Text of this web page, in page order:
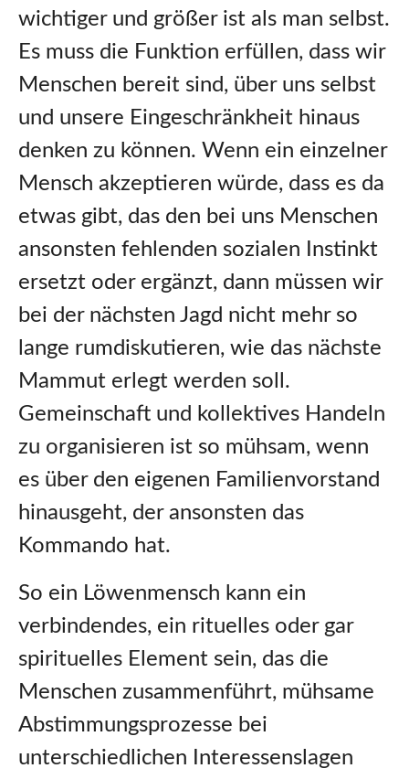
wichtiger und größer ist als man selbst.
Es muss die Funktion erfüllen, dass wir
Menschen bereit sind, über uns selbst
und unsere Eingeschränkheit hinaus
denken zu können. Wenn ein einzelner
Mensch akzeptieren würde, dass es da
etwas gibt, das den bei uns Menschen
ansonsten fehlenden sozialen Instinkt
ersetzt oder ergänzt, dann müssen wir
bei der nächsten Jagd nicht mehr so
lange rumdiskutieren, wie das nächste
Mammut erlegt werden soll.
Gemeinschaft und kollektives Handeln
zu organisieren ist so mühsam, wenn
es über den eigenen Familienvorstand
hinausgeht, der ansonsten das
Kommando hat.
So ein Löwenmensch kann ein
verbindendes, ein rituelles oder gar
spirituelles Element sein, das die
Menschen zusammenführt, mühsame
Abstimmungsprozesse bei
unterschiedlichen Interessenslagen